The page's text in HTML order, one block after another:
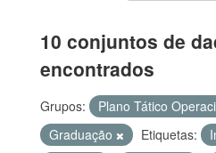
10 conjuntos de
encontrados
Grupos:
Plano Tático
Graduação
Etiquetas: